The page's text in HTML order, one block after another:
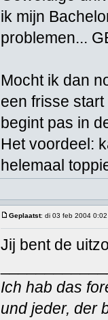
ik mijn
problemen...
Mocht ik dan
een frisse
begint pas in
Het voordeel:
helemaal
Geplaatst: di 03 feb 2004 0:02
Jij bent de
Ich hab das
und jeder, der